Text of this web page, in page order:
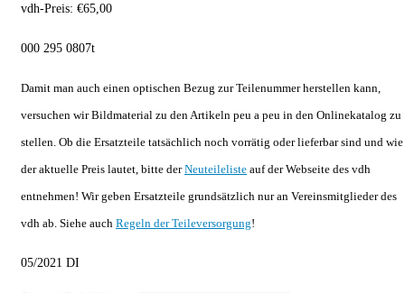
vdh-Preis: €65,00
000 295 0807t
Damit man auch einen optischen Bezug zur Teilenummer herstellen kann,
versuchen wir Bildmaterial zu den Artikeln peu a peu in den Onlinekatalog zu
stellen. Ob die Ersatzteile tatsächlich noch vorrätig oder lieferbar sind und wie
der aktuelle Preis lautet, bitte derNeuteileliste auf der Webseite des vdh
entnehmen! Wir geben Ersatzteile grundsätzlich nur an Vereinsmitglieder des
vdh ab. Siehe auch Regeln der Teileversorgung!
05/2021 DI